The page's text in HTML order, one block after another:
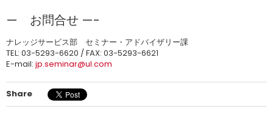
— お問合せ —-
ナレッジサービス部 セミナー・アドバイザリー課
TEL: 03-5293-6620 / FAX: 03-5293-6621
E-mail: jp.seminar@ul.com
Share